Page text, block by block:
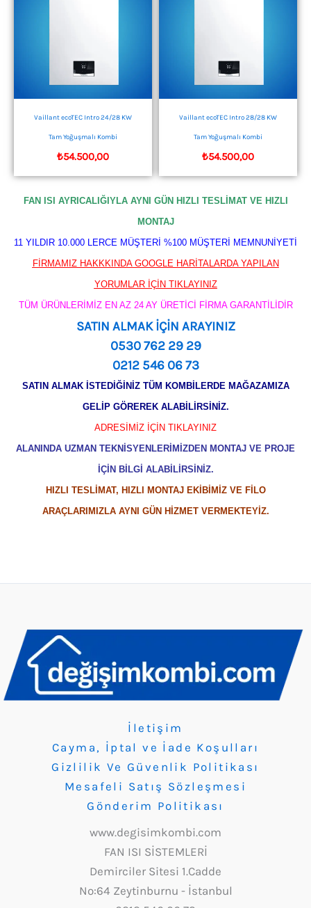
Vaillant ecoTEC Intro 24/28 KW
Tam Yoğuşmalı Kombi
₺54.500,00
Vaillant ecoTEC Intro 28/28 KW
Tam Yoğuşmalı Kombi
₺54.500,00
FAN ISI AYRICALIĞIYLA AYNI GÜN HIZLI TESLİMAT VE HIZLI
MONTAJ
11 YILDIR 10.000 LERCE MÜŞTERİ %100 MÜŞTERİ MEMNUNİYETİ
FİRMAMIZ HAKKKINDA GOOGLE HARİTALARDA YAPILAN
YORUMLAR İÇİN TIKLAYINIZ
TÜM ÜRÜNLERİMİZ EN AZ 24 AY ÜRETİCİ FİRMA GARANTİLİDİR
SATIN ALMAK İÇİN ARAYINIZ
0530 762 29 29
0212 546 06 73
SATIN ALMAK İSTEDİĞİNİZ TÜM KOMBİLERDE MAĞAZAMIZA
GELİP GÖREREK ALABİLİRSİNİZ.
ADRESİMİZ İÇİN TIKLAYINIZ
ALANINDA UZMAN TEKNİSYENLERİMİZDEN MONTAJ VE PROJE
İÇİN BİLGİ ALABİLİRSİNİZ.
HIZLI TESLİMAT, HIZLI MONTAJ EKİBİMİZ VE FİLO
ARAÇLARIMIZLA AYNI GÜN HİZMET VERMEKTEYİZ.
İletişim
Cayma, İptal ve İade Koşulları
Gizlilik Ve Güvenlik Politikası
Mesafeli Satış Sözleşmesi
Gönderim Politikası
www.degisimkombi.com
FAN ISI SİSTEMLERİ
Demirciler Sitesi 1.Cadde
No:64 Zeytinburnu - İstanbul